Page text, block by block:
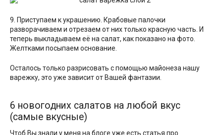
9. Приступаем к украшению. Крабовые палочки
разворачиваем и отрезаем от них только красную часть. И
теперь выкладываем её на салат, как показано на фото.
Желтками посыпаем основание.
Осталось только разрисовать с помощью майонеза нашу
варежку, это уже зависит от Вашей фантазии.
6 новогодних салатов на любой вкус
(самые вкусные)
Чтоб Вы знали у меня на блоге уже есть статья про